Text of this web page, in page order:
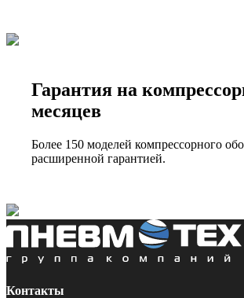
Гарантия на
месяцев
Более 150 моделей компрессорного
расширенной гарантией.
Контакты